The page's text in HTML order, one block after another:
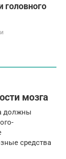
головного
мозга
должны
средства